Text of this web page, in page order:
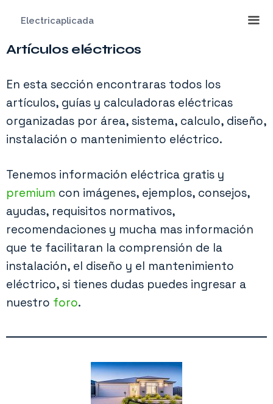
contenido
Electricaplicada
Artículos eléctricos
En esta sección encontraras todos los
artículos, guías y calculadoras eléctricas
organizadas por área, sistema, calculo, diseño,
instalación o mantenimiento eléctrico.
Tenemos información eléctrica gratis y
premium con imágenes, ejemplos, consejos,
ayudas, requisitos normativos,
recomendaciones y mucha mas información
que te facilitaran la comprensión de la
instalación, el diseño y el mantenimiento
eléctrico, si tienes dudas puedes ingresar a
nuestro foro.